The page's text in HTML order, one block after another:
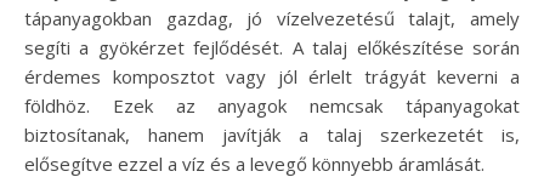
tápanyagokban gazdag, jó vízelvezetésű talajt, amely
segíti a gyökérzet fejlődését. A talaj előkészítése során
érdemes komposztot vagy jól érlelt trágyát keverni a
földhöz. Ezek az anyagok nemcsak tápanyagokat
biztosítanak, hanem javítják a talaj szerkezetét is,
elősegítve ezzel a víz és a levegő könnyebb áramlását.